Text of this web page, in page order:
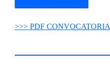
>>> PDF CONVOCATORIA